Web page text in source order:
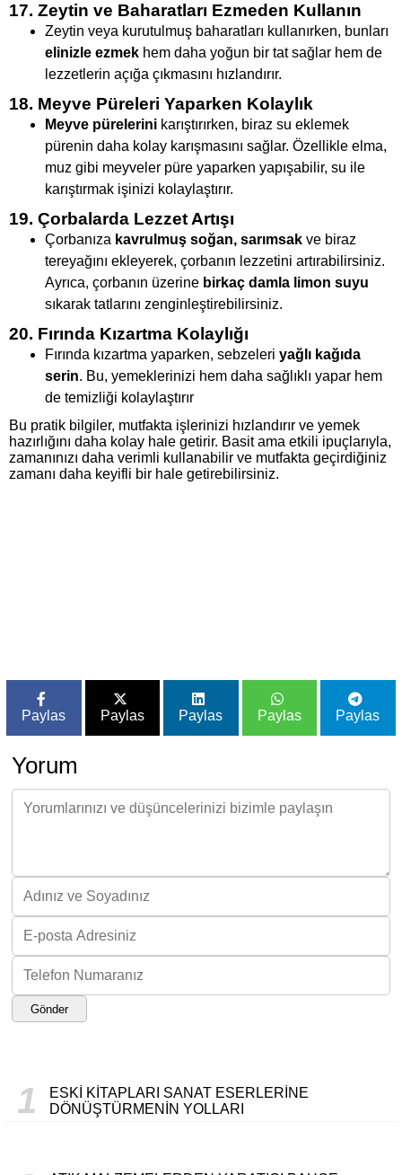
17. Zeytin ve Baharatları Ezmeden Kullanın
Zeytin veya kurutulmuş baharatları kullanırken, bunları
elinizle ezmek hem daha yoğun bir tat sağlar hem de
lezzetlerin açığa çıkmasını hızlandırır.
18. Meyve Püreleri Yaparken Kolaylık
Meyve pürelerini karıştırırken, biraz su eklemek
pürenin daha kolay karışmasını sağlar. Özellikle elma,
muz gibi meyveler püre yaparken yapışabilir, su ile
karıştırmak işinizi kolaylaştırır.
19. Çorbalarda Lezzet Artışı
Çorbanıza kavrulmuş soğan, sarımsak ve biraz
tereyağını ekleyerek, çorbanın lezzetini artırabilirsiniz.
Ayrıca, çorbanın üzerine birkaç damla limon suyu
sıkarak tatlarını zenginleştirebilirsiniz.
20. Fırında Kızartma Kolaylığı
Fırında kızartma yaparken, sebzeleri yağlı kağıda
serin. Bu, yemeklerinizi hem daha sağlıklı yapar hem
de temizliği kolaylaştırır
Bu pratik bilgiler, mutfakta işlerinizi hızlandırır ve yemek
hazırlığını daha kolay hale getirir. Basit ama etkili ipuçlarıyla,
zamanınızı daha verimli kullanabilir ve mutfakta geçirdiğiniz
zamanı daha keyifli bir hale getirebilirsiniz.
Paylas Paylas Paylas Paylas Paylas
Yorum
Gönder
1
ESKI KITAPLARI SANAT ESERLERINE
DÖNÜŞTÜRMENIN YOLLARI